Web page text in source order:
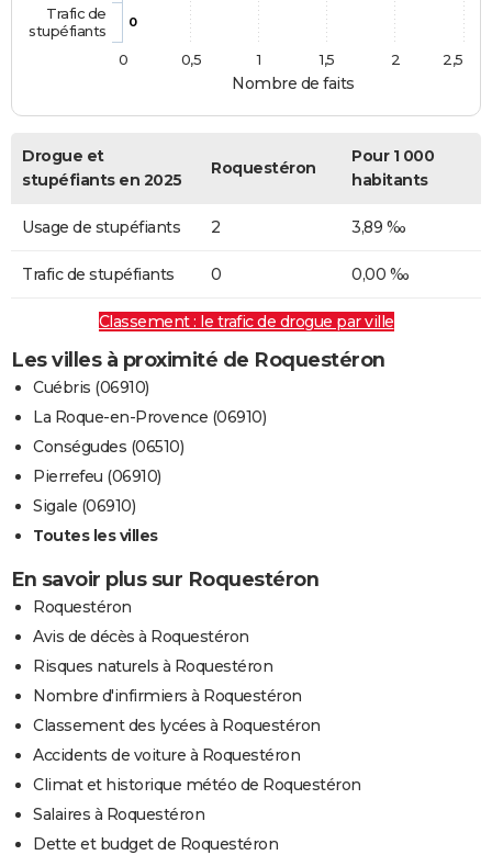
Nombre de faits
0
Trafic de
stupéfiants
0
0,5 1 1,5 2 2,5
Drogue et
stupéfiants en 2025
Roquestéron
Pour 1 000
habitants
Usage de stupéfiants 2 3,89 ‰
Trafic de stupéfiants 0 0,00 ‰
Classement : le trafic de drogue par ville
Les villes à proximité de Roquestéron
Cuébris (06910)
La Roque-en-Provence (06910)
Conségudes (06510)
Pierrefeu (06910)
Sigale (06910)
Toutes les villes
En savoir plus sur Roquestéron
Roquestéron
Avis de décès à Roquestéron
Risques naturels à Roquestéron
Nombre d'infirmiers à Roquestéron
Classement des lycées à Roquestéron
Accidents de voiture à Roquestéron
Climat et historique météo de Roquestéron
Salaires à Roquestéron
Dette et budget de Roquestéron